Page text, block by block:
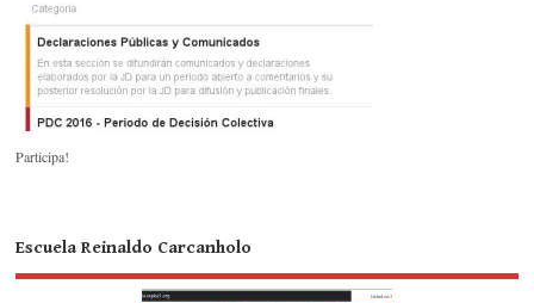
Participa!
Escuela Reinaldo Carcanholo